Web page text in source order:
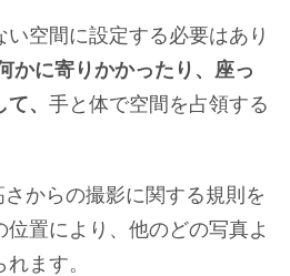
い空間に設定する必要はあり
かに寄りかかったり、座っ
、 手と体で空間を占領する
さからの撮影に関する規則を
置により、他のどの写真よ
ます。